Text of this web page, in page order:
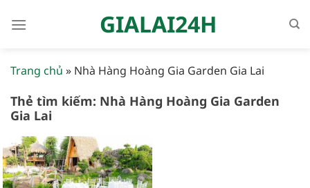
qua
GIALAI24H
Trang chủ » Nhà Hàng Hoàng Gia Garden Gia Lai
Thẻ tìm kiếm: Nhà Hàng Hoàng Gia Garden
Gia Lai